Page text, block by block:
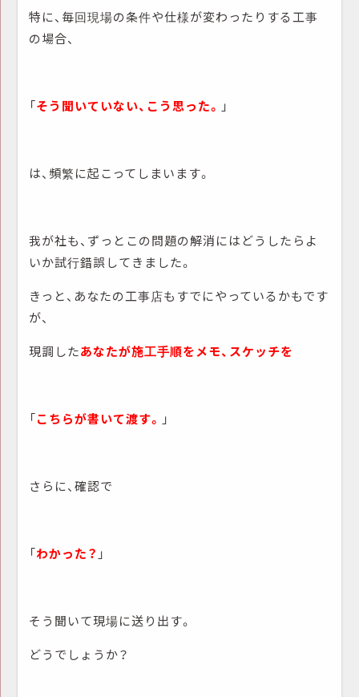
特に、毎回現場の条件や仕様が変わったりする工事
の場合、
「そう聞いていない、こう思った。 」
は、頻繁に起こってしまいます。
我が社も、ずっとこの問題の解消にはどうしたらよ
いか試行錯誤してきました。
きっと、あなたの工事店もすでにやっているかもです
が、
現調したあなたが施工手順をメモ、スケッチを
「こちらが書いて渡す。 」
さらに、確認で
「わかった？ 」
そう聞いて現場に送り出す。
どうでしょうか？